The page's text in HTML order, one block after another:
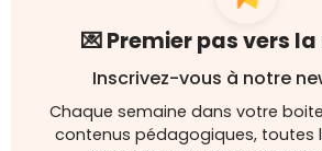
💌 Premier pas vers
Inscrivez-vous à notre
Chaque semaine dans votre
contenus pédagogiques, toutes